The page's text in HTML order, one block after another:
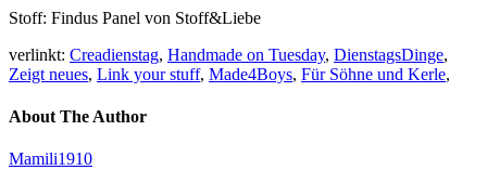
Stoff: Findus Panel von Stoff&Liebe
verlinkt: Creadienstag, Handmade on Tuesday, DienstagsDinge,
Zeigt neues, Link your stuff, Made4Boys, Für Söhne und Kerle,
About The Author
Mamili1910